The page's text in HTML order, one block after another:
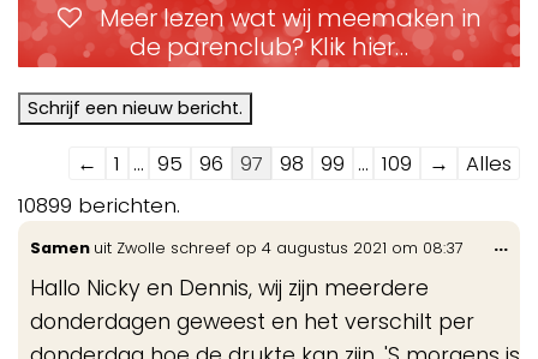
Meer lezen wat wij meemaken in
de parenclub? Klik hier…
Navigatie
door
de
gastenboek-
lijst
← 1 ... 95 96 97 98 99 ... 109 →
Alles
10899 berichten.
Samen uit Zwolle schreef op 4 augustus 2021 om 08:37
Hallo Nicky en Dennis, wij zijn meerdere
donderdagen geweest en het verschilt per
...